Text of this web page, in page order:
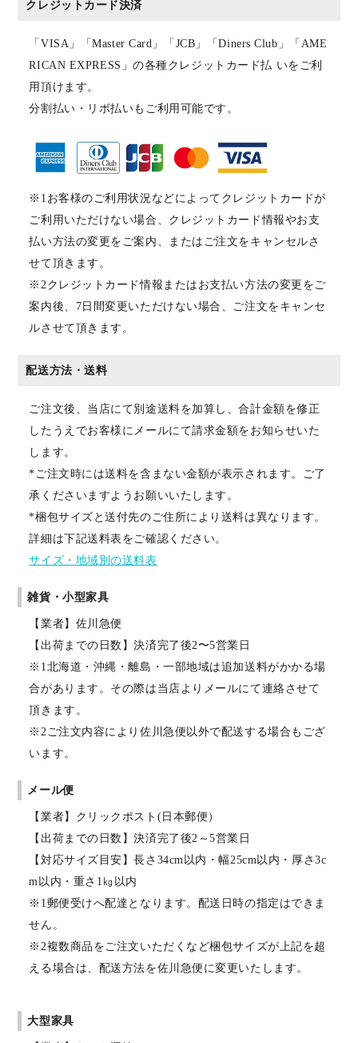
クレジットカード決済
「VISA」「Master Card」「JCB」「Diners Club」「AME
RICAN EXPRESS」の各種クレジットカード払 いをご利
用頂けます。
分割払い・リボ払いもご利用可能です。
※1お客様のご利用状況などによってクレジットカードが
ご利用いただけない場合、クレジットカード情報やお支
払い方法の変更をご案内、またはご注文をキャンセルさ
せて頂きます。
※2クレジットカード情報またはお支払い方法の変更をご
案内後、7日間変更いただけない場合、ご注文をキャンセ
ルさせて頂きます。
配送方法・送料
ご注文後、当店にて別途送料を加算し、合計金額を修正
したうえでお客様にメールにて請求金額をお知らせいた
します。
*ご注文時には送料を含まない金額が表示されます。ご了
承くださいますようお願いいたします。
*梱包サイズと送付先のご住所により送料は異なります。
詳細は下記送料表をご確認ください。
サイズ・地域別の送料表
雑貨・小型家具
【業者】佐川急便
【出荷までの日数】決済完了後2〜5営業日
※1北海道・沖縄・離島・一部地域は追加送料がかかる場
合があります。その際は当店よりメールにて連絡させて
頂きます。
※2ご注文内容により佐川急便以外で配送する場合もござ
います。
メール便
【業者】クリックポスト(日本郵便）
【出荷までの日数】決済完了後2～5営業日
【対応サイズ目安】長さ34cm以内・幅25cm以内・厚さ3c
m以内・重さ1㎏以内
※1郵便受けへ配達となります。配送日時の指定はできま
せん。
※2複数商品をご注文いただくなど梱包サイズが上記を超
える場合は、配送方法を佐川急便に変更いたします。
大型家具